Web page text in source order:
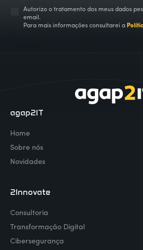
Autorizo o tratamento dos meus dados
email.
Para mais informações consultarei a
agap2IT
Home
Sobre nós
Novidades
2Innovate
Consultoria
Transformação Digital
Cibersegurança